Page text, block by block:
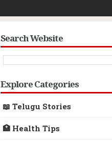
Search Website
Explore Categories
📖 Telugu Stories
🏥 Health Tips